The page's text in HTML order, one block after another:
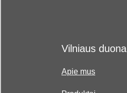
Vilniaus duona
Apie mus